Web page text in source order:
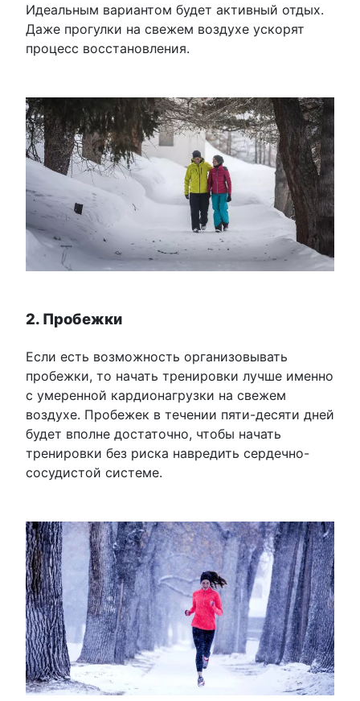
Идеальным вариантом будет активный отдых.
Даже прогулки на свежем воздухе ускорят
процесс восстановления.
2. Пробежки
Если есть возможность организовывать
пробежки, то начать тренировки лучше именно
с умеренной кардионагрузки на свежем
воздухе. Пробежек в течении пяти-десяти дней
будет вполне достаточно, чтобы начать
тренировки без риска навредить сердечно-
сосудистой системе.